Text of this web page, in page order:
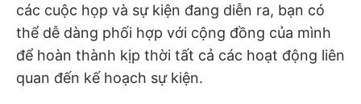
các cuộc họp và sự kiện đang diễn ra, bạn có
thể dễ dàng phối hợp với cộng đồng của mình
để hoàn thành kịp thời tất cả các hoạt động liên
quan đến kế hoạch sự kiện.